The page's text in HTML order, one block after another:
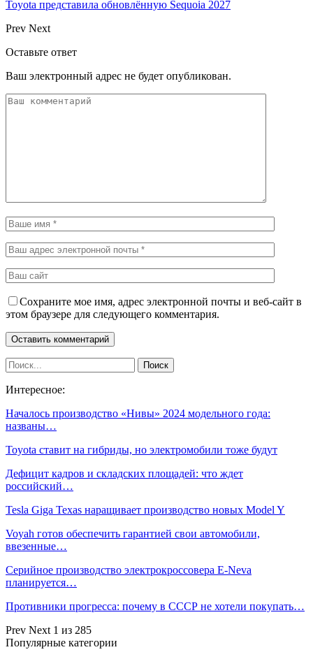
Toyota представила обновлённую Sequoia 2027
Prev Next
Оставьте ответ
Ваш электронный адрес не будет опубликован.
Сохраните мое имя, адрес электронной почты и веб-сайт в
этом браузере для следующего комментария.
Интересное:
Началось производство «Нивы» 2024 модельного года:
названы…
Toyota ставит на гибриды, но электромобили тоже будут
Дефицит кадров и складских площадей: что ждет
российский…
Tesla Giga Texas наращивает производство новых Model Y
Voyah готов обеспечить гарантией свои автомобили,
ввезенные…
Серийное производство электрокроссовера E-Neva
планируется…
Противники прогресса: почему в СССР не хотели покупать…
Prev Next 1 из 285
Популярные категории